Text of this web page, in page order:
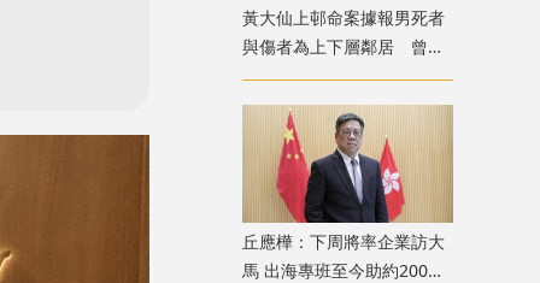
黃大仙上邨命案據報男死者
與傷者為上下層鄰居 曾因
噪音問題爭執
丘應樺：下周將率企業訪大
馬 出海專班至今助約200間